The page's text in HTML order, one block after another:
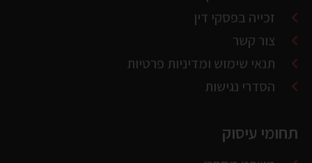
תנאי שימוש ומדיניות פרטיות
הסדרי נגישות
תחומי עיסוק
משפט מסחרי